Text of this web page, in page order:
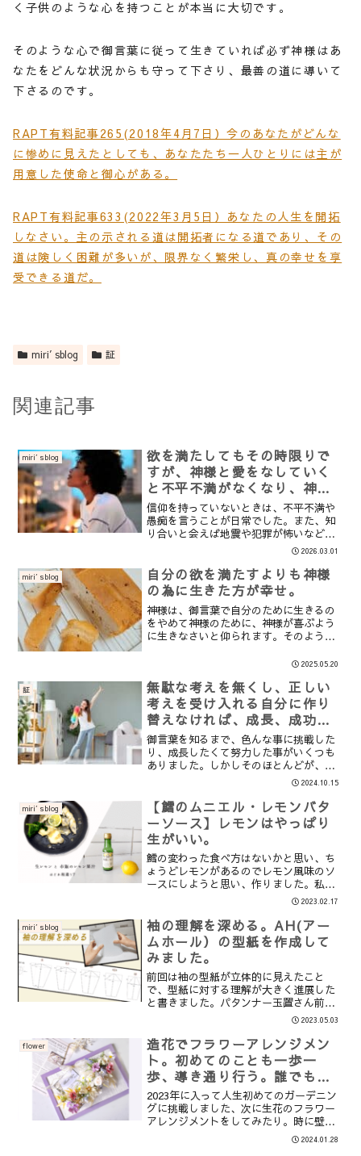
く子供のような心を持つことが本当に大切です。
そのような心で御言葉に従って生きていれば必ず神様はあ
なたをどんな状況からも守って下さり、最善の道に導いて
下さるのです。
RAPT有料記事265(2018年4月7日）今のあなたがどんな
に惨めに見えたとしても、あなたたち一人ひとりには主が
用意した使命と御心がある。
RAPT有料記事633(2022年3月5日）あなたの人生を開拓
しなさい。主の示される道は開拓者になる道であり、その
道は険しく困難が多いが、限界なく繁栄し、真の幸せを享
受できる道だ。
miri′sblog 証
関連記事
miri′sblog
欲を満たしてもその時限りで
すが、神様と愛をなしていく
と不平不満がなくなり、神様
との愛の思い出が蘇り、幸せ
に満たされるようになりま
す。
信仰を持っていないときは、不平不満や
愚痴を言うことが日常でした。また、知
り合いと会えば地震や犯罪が怖いなど、
口を開けばマイナスのことばかり言い合
う日々でした。娘は信仰を持っておら
ず、不平不満をよく口にするのですが、
私に対しても過去あれが嫌だ...
2026.03.01
miri′sblog
自分の欲を満たすよりも神様
の為に生きた方が幸せ。
神様は、御言葉で自分のために生きるの
をやめて神様のために、神様が喜ぶよう
に生きなさいと仰られます。そのように
をすべて与えてくださると仰られまし
が、肉体が死んだ後も生き続...
2025.05.20
証
無駄な考えを無くし、正しい
考えを受け入れる自分に作り
替えなければ、成長、成功す
ることはできません。
御言葉を知るまで、色んな事に挑戦した
り、成長したくて努力した事がいくつも
ありました。しかしそのほとんどが、た
いして上達していないのにすぐに限界を
感じ、どんなに頑張ってもそれ以上成長
することができませんでした。ですので
「自分には向いていない」...
2024.10.15
miri′sblog
【鱈のムニエル・レモンバタ
ーソース】レモンはやっぱり
生がいい。
鱈の変わった食べ方はないかと思い、ち
ょうどレモンがあるのでレモン風味のソ
ースにしようと思い、作りました。私は
鱈は割と好きなのですが、いつも同じ料
理ばかりになってしまうので、最近は購
入を控えていました。レモンを生で買う
ことがめったになかった私...
2023.02.17
miri′sblog
袖の理解を深める。AH(アー
ムホール）の型紙を作成して
みました。
前回は袖の型紙が立体的に見えたこと
で、型紙に対する理解が大きく進展した
と書きました。パタンナー玉置さん前
回、型紙（パターン）は立体思考が重要
だと主張されていらっしゃる玉置さんと
いうパタンナーさんのブログと動画に出
会ったと書きました。玉置の仕...
2023.05.03
flower
造花でフラワーアレンジメン
ト。初めてのことも一歩一
歩、導き通り行う。誰でも御
心があります。
2023年に入って人生初めてのガーデニン
グに挑戦しました、次に生花のフラワー
アレンジメントをしてみたり。時に壁に
突き当たり、その度に神様に祈りながら
「次はこれをやってみよう」と思い浮か
2024.01.28